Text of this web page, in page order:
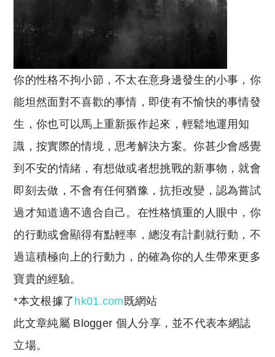
你的性格不拘小節，不太在意身邊發生的小事，你
能坦然面對不喜歡的事情，即使有不愉快的事情發
生，你也可以馬上重新振作起來，輕鬆地運用知
識，按實際的情境，思考解決方案。你甚少會感覺
到不安的情緒，有想做或者想挑戰的新事物，就會
即刻去做，不會有任何猶豫，抗拒改變，認為嘗試
過才知道適不適合自己。在性格慎重的人眼中，你
的行動或會顯得有點輕率，總沒有計劃就行動，不
過這積極向上的行動力，的確為你的人生帶來更多
寶貴的經驗。
*本文根據了hk01.com 既網站
此文章純屬 Blogger 個人分享，並不代表本網誌
立場。